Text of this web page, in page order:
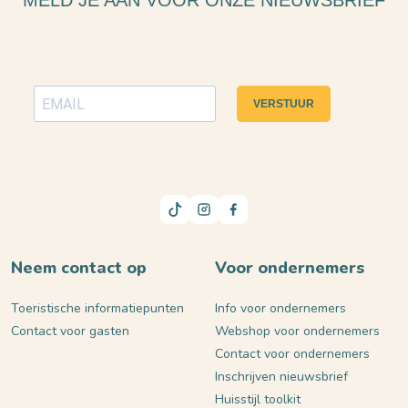
VERSTUUR
Neem contact op
Toeristische informatiepunten
Contact voor gasten
Voor ondernemers
Info voor ondernemers
Webshop voor ondernemers
Contact voor ondernemers
Inschrijven nieuwsbrief
Huisstijl toolkit